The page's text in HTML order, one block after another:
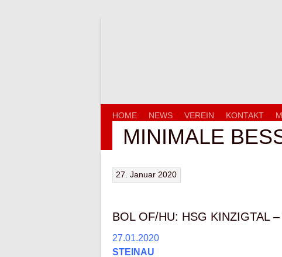
HOME NEWS VEREIN KONTAKT
MINIMALE
27. Januar 2020
BOL OF/HU: HSG KINZIGTAL
27.01.2020
STEINAU